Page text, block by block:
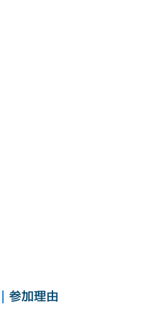
| 参加理由